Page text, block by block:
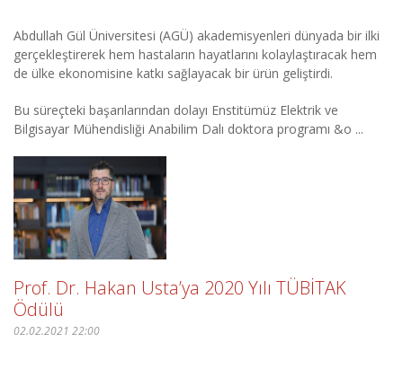
Abdullah Gül Üniversitesi (AGÜ) akademisyenleri dünyada bir ilki
gerçekleştirerek hem hastaların hayatlarını kolaylaştıracak hem
de ülke ekonomisine katkı sağlayacak bir ürün geliştirdi.
Bu süreçteki başarılarından dolayı Enstitümüz Elektrik ve
Bilgisayar Mühendisliği Anabilim Dalı doktora programı &o ...
Prof. Dr. Hakan Usta’ya 2020 Yılı TÜBİTAK
Ödülü
02.02.2021 22:00